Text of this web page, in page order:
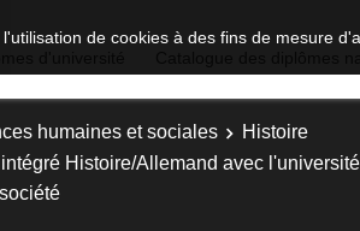
de cookies à des fins de mesure
humaines et sociales
Histoire
Histoire/Allemand avec